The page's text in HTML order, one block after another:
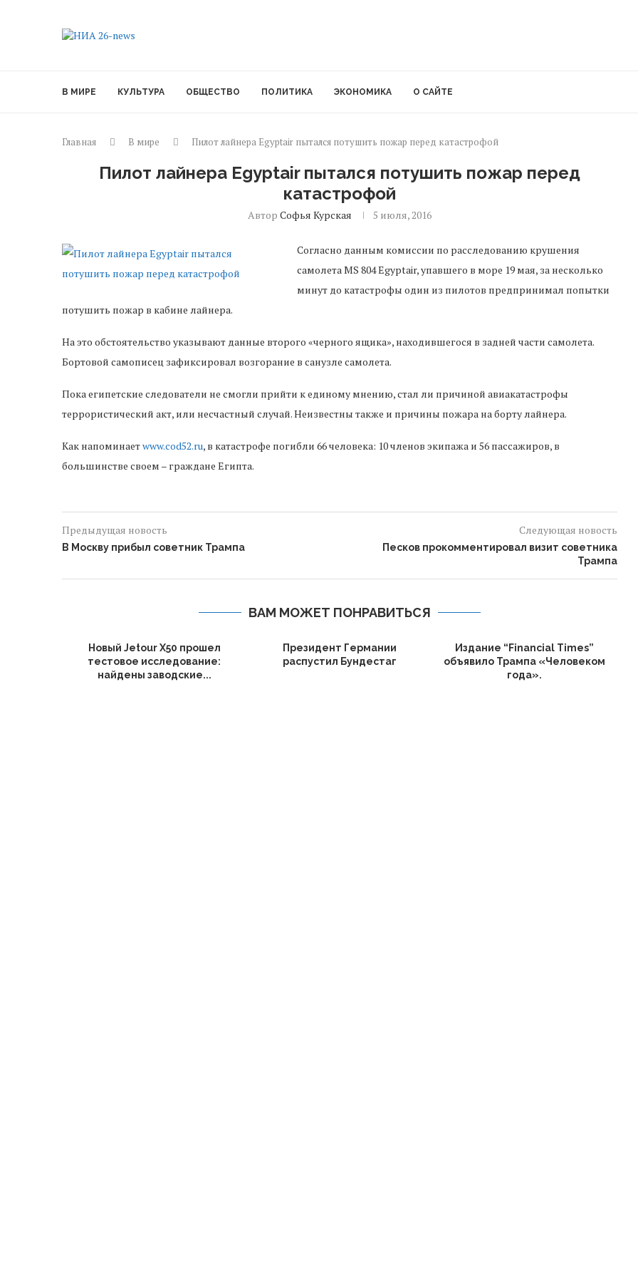
В МИРЕ КУЛЬТУРА ОБЩЕСТВО ПОЛИТИКА ЭКОНОМИКА О САЙТЕ
Главная В мире Пилот лайнера Egyptair пытался потушить пожар перед катастрофой
Пилот лайнера Egyptair пытался потушить пожар перед
катастрофой
Автор Софья Курская 5 июля, 2016
Согласно данным комиссии по расследованию крушения
самолета MS 804 Egyptair, упавшего в море 19 мая, за несколько
минут до катастрофы один из пилотов предпринимал попытки
потушить пожар в кабине лайнера.
На это обстоятельство указывают данные второго «черного ящика», находившегося в задней части самолета.
Бортовой самописец зафиксировал возгорание в санузле самолета.
Пока египетские следователи не смогли прийти к единому мнению, стал ли причиной авиакатастрофы
террористический акт, или несчастный случай. Неизвестны также и причины пожара на борту лайнера.
Как напоминаетwww.cod52.ru, в катастрофе погибли 66 человека: 10 членов экипажа и 56 пассажиров, в
большинстве своем – граждане Египта.
Предыдущая новость
В Москву прибыл советник Трампа
Следующая новость
Песков прокомментировал визит советника
Трампа
ВАМ МОЖЕТ ПОНРАВИТЬСЯ
Новый Jetour X50 прошел
тестовое исследование:
найдены заводские...
Президент Германии
распустил Бундестаг
Издание “Financial Times”
объявило Трампа «Человеком
года».